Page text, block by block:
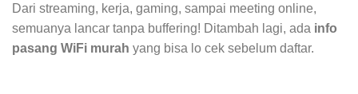
Dari streaming, kerja, gaming, sampai meeting online,
semuanya lancar tanpa buffering! Ditambah lagi, ada info
pasang WiFi murah yang bisa lo cek sebelum daftar.